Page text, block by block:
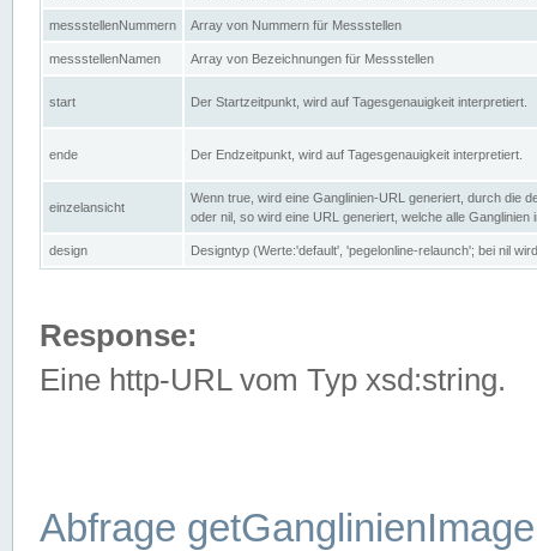
messstellenNummern Array von Nummern für Messstellen
messstellenNamen Array von Bezeichnungen für Messstellen
start Der Startzeitpunkt, wird auf Tagesgenauigkeit interpretiert.
ende Der Endzeitpunkt, wird auf Tagesgenauigkeit interpretiert.
einzelansicht
Wenn true, wird eine Ganglinien-URL generiert, durch die
oder nil, so wird eine URL generiert, welche alle Ganglinien
design Designtyp (Werte:'default', 'pegelonline-relaunch'; bei nil
Response:
Eine http-URL vom Typ xsd:string.
Abfrage getGanglinienImage